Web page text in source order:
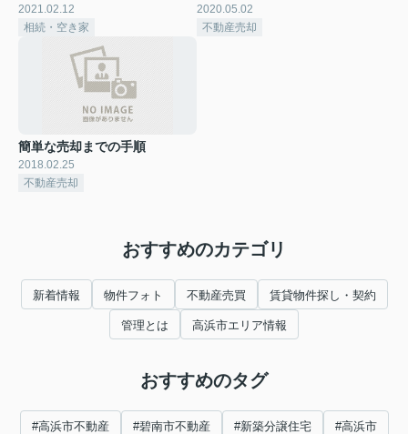
2021.02.12
相続・空き家
2020.05.02
不動産売却
簡単な売却までの手順
2018.02.25
不動産売却
おすすめのカテゴリ
新着情報 物件フォト 不動産売買 賃貸物件探し・契約
管理とは 高浜市エリア情報
おすすめのタグ
#高浜市不動産 #碧南市不動産 #新築分譲住宅 #高浜市